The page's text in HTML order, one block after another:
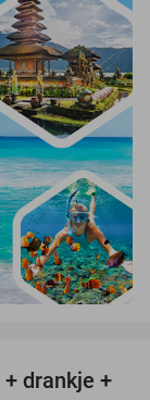
24%
drankje +